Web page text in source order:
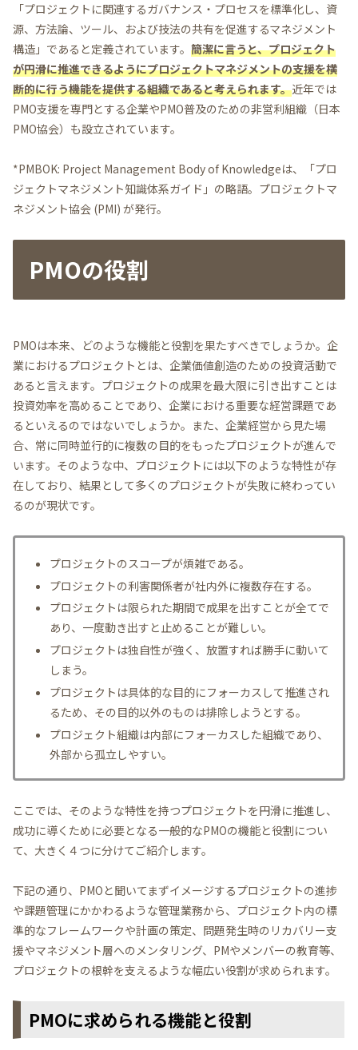
「プロジェクトに関連するガバナンス・プロセスを標準化し、資
源、方法論、ツール、および技法の共有を促進するマネジメント
構造」であると定義されています。 簡潔に言うと、プロジェクト
が円滑に推進できるようにプロジェクトマネジメントの支援を横
断的に行う機能を提供する組織であると考えられます。近年では
PMO支援を専門とする企業やPMO普及のための非営利組織（日本
PMO協会）も設立されています。
*PMBOK: Project Management Body of Knowledgeは、「プロ
ジェクトマネジメント知識体系ガイド」の略語。プロジェクトマ
ネジメント協会 (PMI) が発行。
PMOの役割
PMOは本来、どのような機能と役割を果たすべきでしょうか。企
業におけるプロジェクトとは、企業価値創造のための投資活動で
あると言えます。プロジェクトの成果を最大限に引き出すことは
投資効率を高めることであり、企業における重要な経営課題であ
るといえるのではないでしょうか。また、企業経営から見た場
合、常に同時並行的に複数の目的をもったプロジェクトが進んで
います。そのような中、プロジェクトには以下のような特性が存
在しており、結果として多くのプロジェクトが失敗に終わってい
るのが現状です。
プロジェクトのスコープが煩雑である。
プロジェクトの利害関係者が社内外に複数存在する。
プロジェクトは限られた期間で成果を出すことが全てで
あり、一度動き出すと止めることが難しい。
プロジェクトは独自性が強く、放置すれば勝手に動いて
しまう。
プロジェクトは具体的な目的にフォーカスして推進され
るため、その目的以外のものは排除しようとする。
プロジェクト組織は内部にフォーカスした組織であり、
外部から孤立しやすい。
ここでは、そのような特性を持つプロジェクトを円滑に推進し、
成功に導くために必要となる一般的なPMOの機能と役割につい
て、大きく４つに分けてご紹介します。
下記の通り、PMOと聞いてまずイメージするプロジェクトの進捗
や課題管理にかかわるような管理業務から、プロジェクト内の標
準的なフレームワークや計画の策定、問題発生時のリカバリー支
援やマネジメント層へのメンタリング、PMやメンバーの教育等、
プロジェクトの根幹を支えるような幅広い役割が求められます。
PMOに求められる機能と役割